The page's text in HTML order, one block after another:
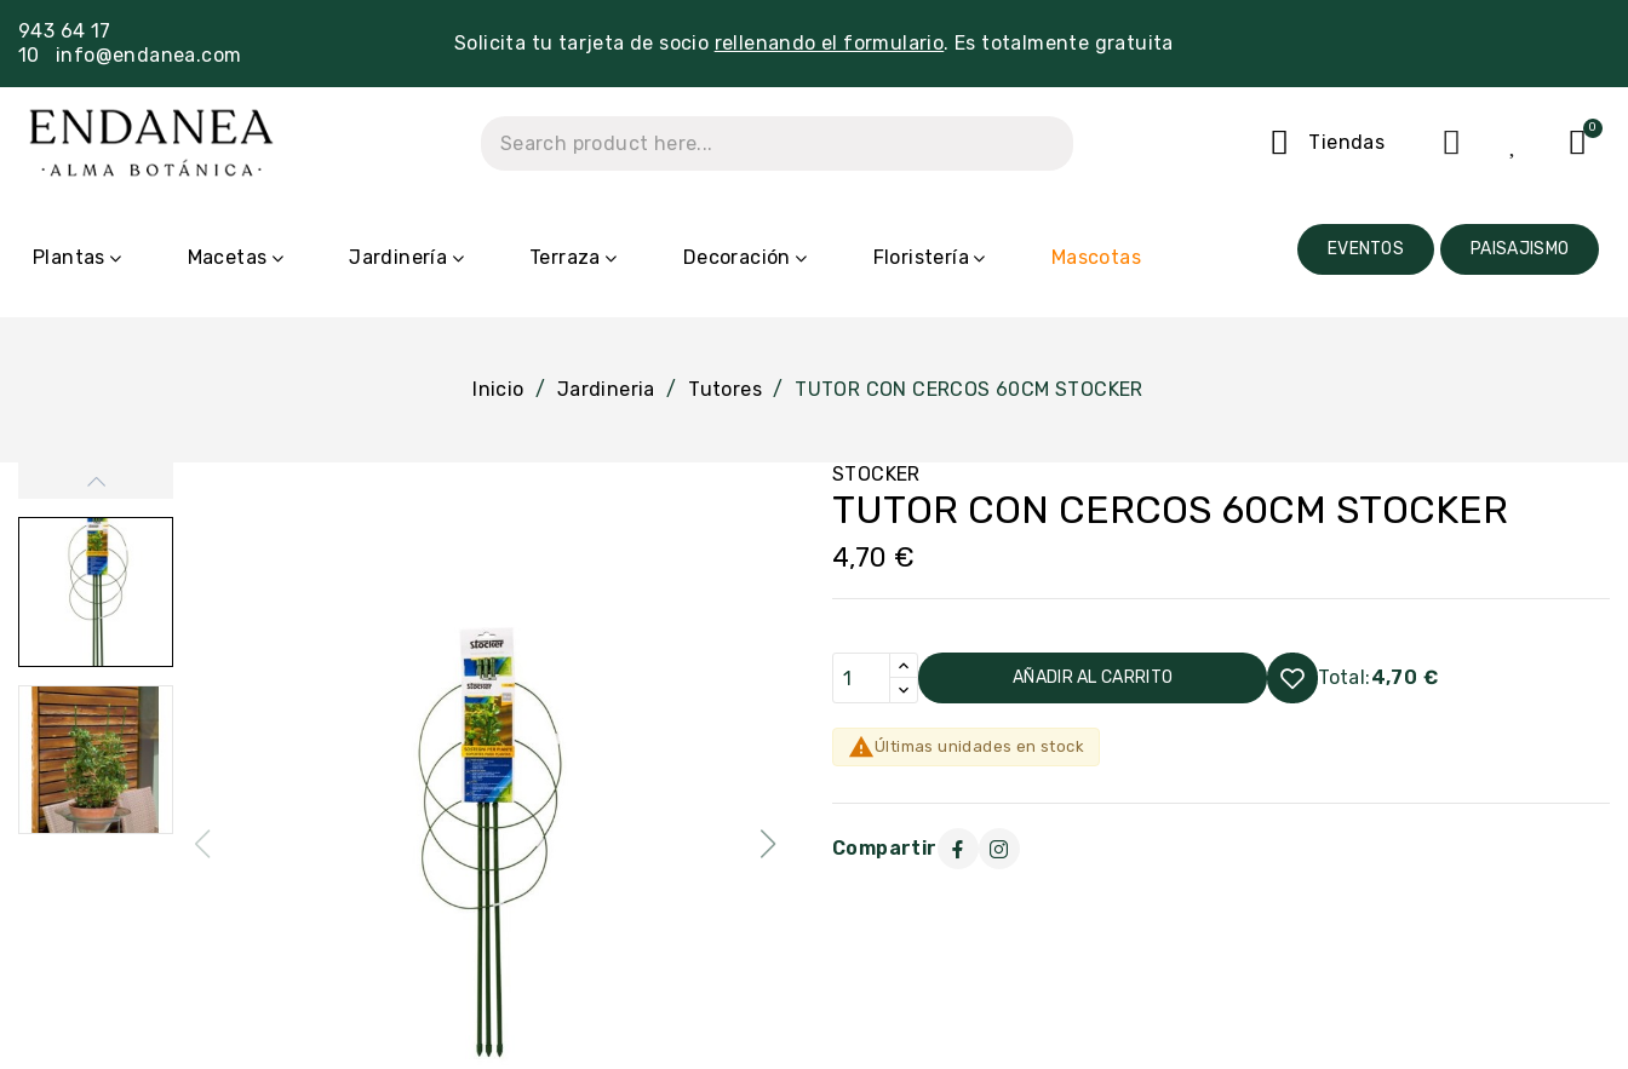
943 64 17
10
info@endanea.com
Solicita tu tarjeta de socio rellenando el formulario. Es totalmente gratuita
Tiendas
Plantas Macetas Jardinería Terraza Decoración Floristería Mascotas EVENTOS PAISAJISMO
Inicio Jardineria Tutores TUTOR CON CERCOS 60CM STOCKER
STOCKER
TUTOR CON CERCOS 60CM STOCKER
4,70 €
AÑADIR AL CARRITO Total:4,70 €
Últimas unidades en stock
Compartir